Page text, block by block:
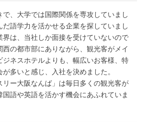
で、大学では国際関係を専攻していまし
語学力を活かせる企業を探していまし
界は、当社しか面接を受けていないので
の都市部にありながら、観光客がメイ
ジネスホテルよりも、幅広いお客様、特
多いと感じ、入社を決めました。
ー大阪なんば」は毎日多くの観光客が
国語や英語を活かす機会にあふれていま